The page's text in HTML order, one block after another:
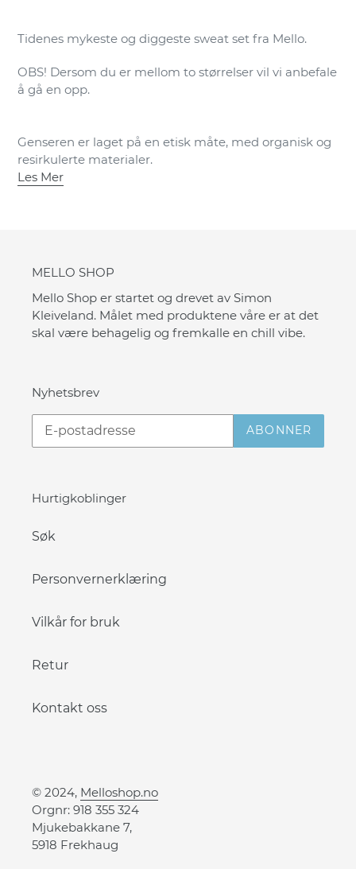
til
i
handlekurven
Tidenes mykeste og diggeste sweat set fra Mello.
OBS! Dersom du er mellom to størrelser vil vi anbefale
å gå en opp.
Genseren er laget på en etisk måte, med organisk og
resirkulerte materialer.
Les Mer
MELLO SHOP
Mello Shop er startet og drevet av Simon
Kleiveland. Målet med produktene våre er at det
skal være behagelig og fremkalle en chill vibe.
Nyhetsbrev
ABONNER
Hurtigkoblinger
Søk
Personvernerklæring
Vilkår for bruk
Retur
Kontakt oss
© 2024, Melloshop.no
Orgnr: 918 355 324
Mjukebakkane 7,
5918 Frekhaug